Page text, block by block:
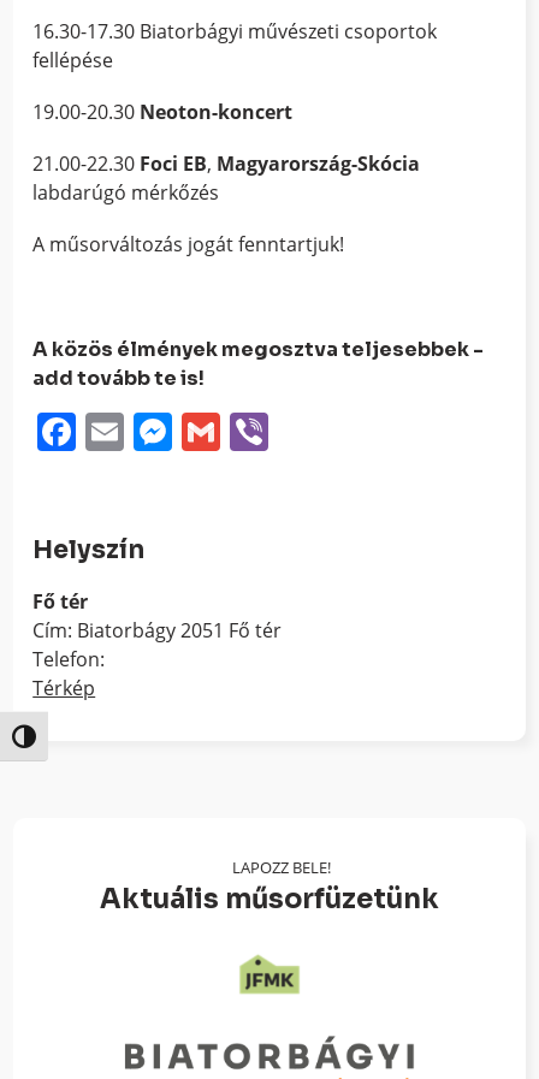
Nagy kontraszt váltása
16.30-17.30 Biatorbágyi művészeti csoportok
fellépése
19.00-20.30 Neoton-koncert
21.00-22.30 Foci EB, Magyarország-Skócia
labdarúgó mérkőzés
A műsorváltozás jogát fenntartjuk!
A közös élmények megosztva teljesebbek -
add tovább te is!
Facebook
EmailMessenger
Gmail
Helyszín
Fő tér
Cím: Biatorbágy 2051 Fő tér
Telefon:
Térkép
LAPOZZ BELE!
Aktuális műsorfüzetünk